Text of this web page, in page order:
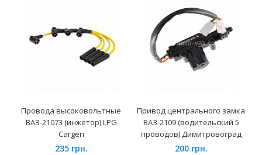
Провода высоковольтные
ВАЗ-21073 (инжетор) LPG
Cargen
235 грн.
Привод центрального замка
ВАЗ-2109 (водительский 5
проводов) Димитровоград
200 грн.